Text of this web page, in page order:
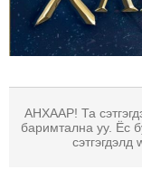
АНХААР! Та
баримтална уу. Ёс